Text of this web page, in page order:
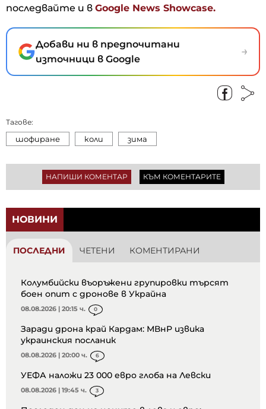
последвайте и в Google News Showcase.
Добави ни в предпочитани
източници в Google
→
Тагове:
шофиране коли зима
НАПИШИ КОМЕНТАР КЪМ КОМЕНТАРИТЕ
НОВИНИ
ПОСЛЕДНИ ЧЕТЕНИ КОМЕНТИРАНИ
Колумбийски въоръжени групировки търсят
боен опит с дронове в Украйна
08.08.2026 | 20:15 ч. 0
Заради дрона край Кардам: МВнР извика
украинския посланик
08.08.2026 | 20:00 ч. 6
УЕФА наложи 23 000 евро глоба на Левски
08.08.2026 | 19:45 ч. 3